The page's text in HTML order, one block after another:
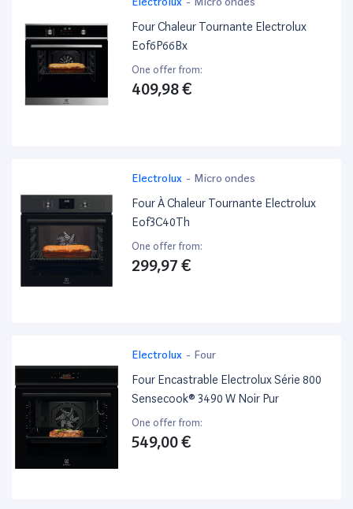
Four Chaleur Tournante Electrolux
Eof6P66Bx
One offer from:
409,98 €
Electrolux - Micro ondes
Four À Chaleur Tournante Electrolux
Eof3C40Th
One offer from:
299,97 €
Electrolux - Four
Four Encastrable Electrolux Série 800
Sensecook® 3490 W Noir Pur
One offer from:
549,00 €